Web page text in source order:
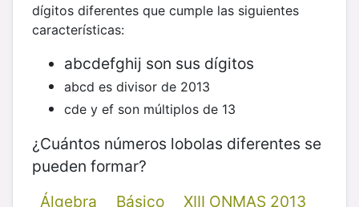
dígitos diferentes que cumple las siguientes
características:
abcdefghij son sus dígitos
abcd es divisor de 2013
cde y ef son múltiplos de 13
¿Cuántos números lobolas diferentes se
pueden formar?
Álgebra
Básico XIII ONMAS 2013